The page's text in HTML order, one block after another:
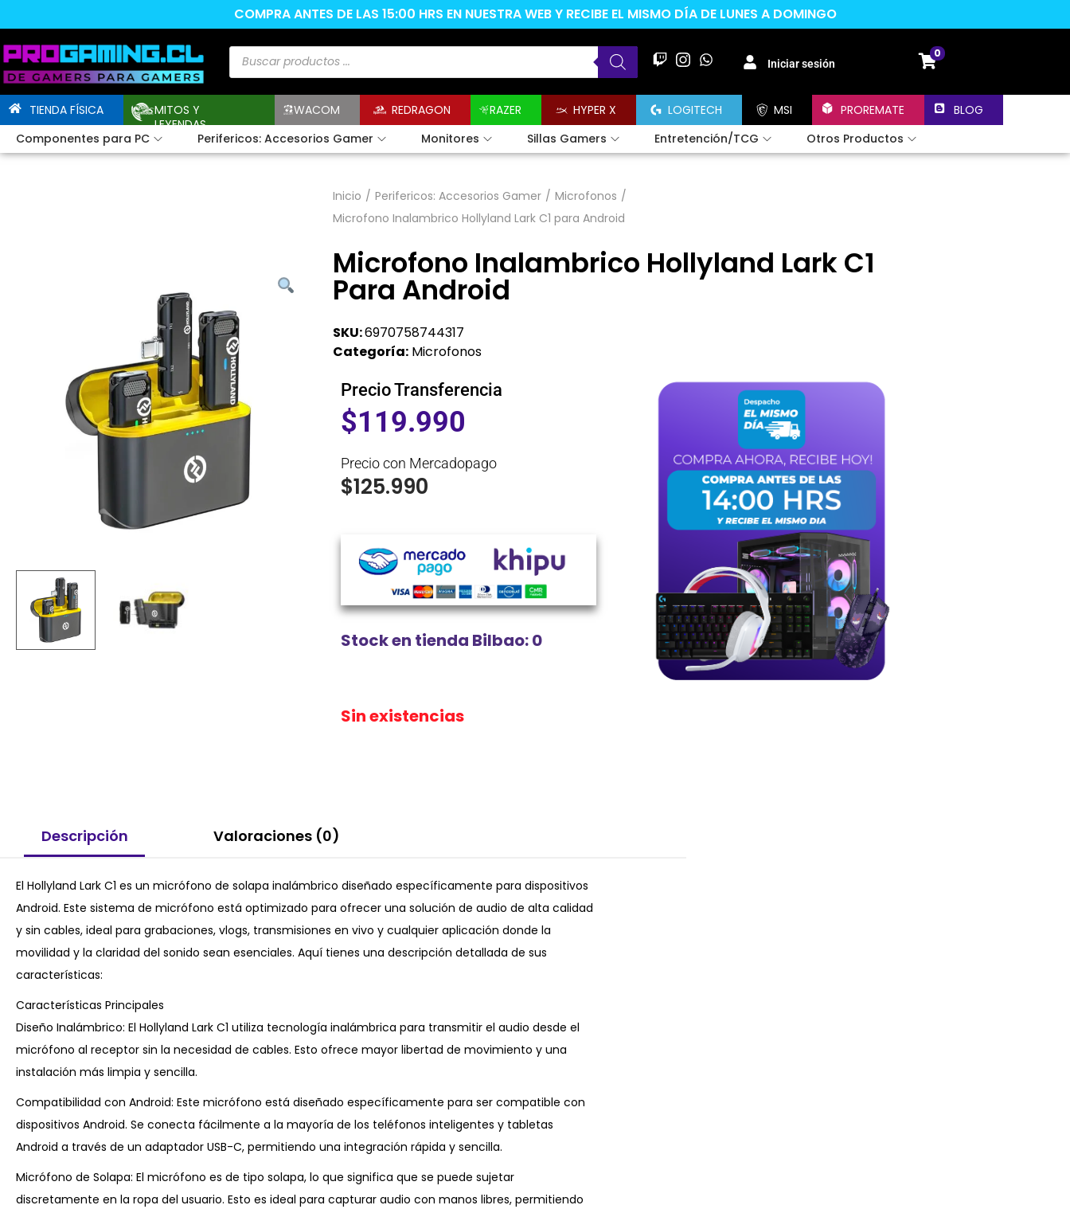
COMPRA ANTES DE LAS 15:00 HRS EN NUESTRA WEB Y RECIBE EL MISMO DÍA DE LUNES A DOMINGO
Iniciar sesión
0
TIENDA FÍSICA
MITOS Y
LEYENDAS
WACOM REDRAGON RAZER HYPER X LOGITECH MSI PROREMATE
BLOG
Componentes para PC
Perifericos: Accesorios Gamer Monitores Sillas Gamers Entretención/TCG Otros Productos
Inicio / Perifericos: Accesorios Gamer / Microfonos /
Microfono Inalambrico Hollyland Lark C1 para Android
Microfono Inalambrico Hollyland Lark C1
Para Android
SKU:6970758744317
Categoría: Microfonos
Precio Transferencia
$119.990
Precio con Mercadopago
$125.990
Stock en tienda Bilbao: 0
Sin existencias
Descripción Valoraciones (0)
El Hollyland Lark C1 es un micrófono de solapa inalámbrico diseñado específicamente para dispositivos
Android. Este sistema de micrófono está optimizado para ofrecer una solución de audio de alta calidad
y sin cables, ideal para grabaciones, vlogs, transmisiones en vivo y cualquier aplicación donde la
movilidad y la claridad del sonido sean esenciales. Aquí tienes una descripción detallada de sus
características:
Características Principales
Diseño Inalámbrico: El Hollyland Lark C1 utiliza tecnología inalámbrica para transmitir el audio desde el
micrófono al receptor sin la necesidad de cables. Esto ofrece mayor libertad de movimiento y una
instalación más limpia y sencilla.
Compatibilidad con Android: Este micrófono está diseñado específicamente para ser compatible con
dispositivos Android. Se conecta fácilmente a la mayoría de los teléfonos inteligentes y tabletas
Android a través de un adaptador USB-C, permitiendo una integración rápida y sencilla.
Micrófono de Solapa: El micrófono es de tipo solapa, lo que significa que se puede sujetar
discretamente en la ropa del usuario. Esto es ideal para capturar audio con manos libres, permitiendo